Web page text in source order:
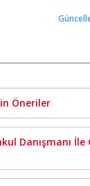
Öneriler
Danışmanı İle